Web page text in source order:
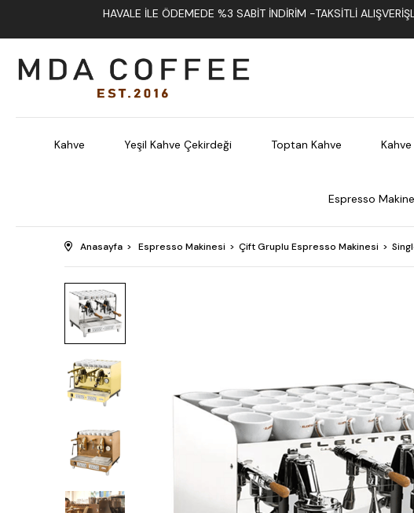
HAVALE İLE ÖDEMEDE %3 SABIT İNDIRIM -TAKSITLI
Kahve Yeşil Kahve Çekirdeği Toptan Kahve
Espresso
Anasayfa Espresso Makinesi Çift Gruplu Espresso Makinesi